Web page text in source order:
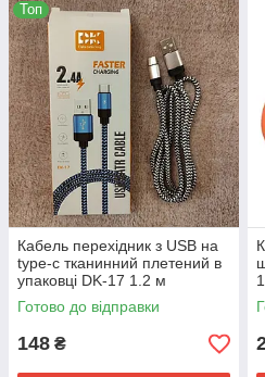
Топ
Кабель перехідник з USB на
type-c тканинний плетений в
упаковці DK-17 1.2 м
Готово до відправки
148 ₴